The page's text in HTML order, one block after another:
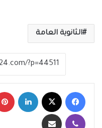
الثانوية العامة
فيسبوك لينكدإن
ڤايبر مشاركة عبر البريد